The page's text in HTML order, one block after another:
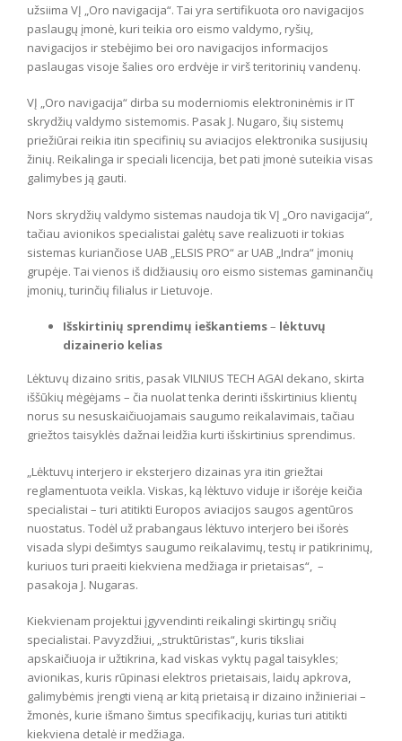
užsiima VĮ „Oro navigacija“. Tai yra sertifikuota oro navigacijos
paslaugų įmonė, kuri teikia oro eismo valdymo, ryšių,
navigacijos ir stebėjimo bei oro navigacijos informacijos
paslaugas visoje šalies oro erdvėje ir virš teritorinių vandenų.
VĮ „Oro navigacija“ dirba su moderniomis elektroninėmis ir IT
skrydžių valdymo sistemomis. Pasak J. Nugaro, šių sistemų
priežiūrai reikia itin specifinių su aviacijos elektronika susijusių
žinių. Reikalinga ir speciali licencija, bet pati įmonė suteikia visas
galimybes ją gauti.
Nors skrydžių valdymo sistemas naudoja tik VĮ „Oro navigacija“,
tačiau avionikos specialistai galėtų save realizuoti ir tokias
sistemas kuriančiose UAB „ELSIS PRO“ ar UAB „Indra“ įmonių
grupėje. Tai vienos iš didžiausių oro eismo sistemas gaminančių
įmonių, turinčių filialus ir Lietuvoje.
Išskirtinių sprendimų ieškantiems– lėktuvų
dizainerio kelias
Lėktuvų dizaino sritis, pasak VILNIUS TECH AGAI dekano, skirta
iššūkių mėgėjams – čia nuolat tenka derinti išskirtinius klientų
norus su nesuskaičiuojamais saugumo reikalavimais, tačiau
griežtos taisyklės dažnai leidžia kurti išskirtinius sprendimus.
„Lėktuvų interjero ir eksterjero dizainas yra itin griežtai
reglamentuota veikla. Viskas, ką lėktuvo viduje ir išorėje keičia
specialistai – turi atitikti Europos aviacijos saugos agentūros
nuostatus. Todėl už prabangaus lėktuvo interjero bei išorės
visada slypi dešimtys saugumo reikalavimų, testų ir patikrinimų,
kuriuos turi praeiti kiekviena medžiaga ir prietaisas“, –
pasakoja J. Nugaras.
Kiekvienam projektui įgyvendinti reikalingi skirtingų sričių
specialistai. Pavyzdžiui, „struktūristas“, kuris tiksliai
apskaičiuoja ir užtikrina, kad viskas vyktų pagal taisykles;
avionikas, kuris rūpinasi elektros prietaisais, laidų apkrova,
galimybėmis įrengti vieną ar kitą prietaisą ir dizaino inžinieriai –
žmonės, kurie išmano šimtus specifikacijų, kurias turi atitikti
kiekviena detalė ir medžiaga.